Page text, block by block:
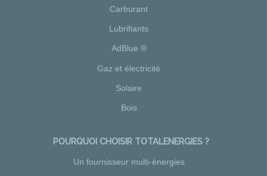
Carburant
Lubrifiants
AdBlue ®
Gaz et électricité
Solaire
Bois
POURQUOI CHOISIR TOTALENERGIES ?
Un fournisseur multi-énergies